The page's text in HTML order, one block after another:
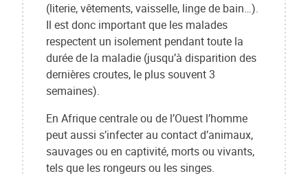
(literie, vêtements, vaisselle, linge de bain…).
Il est donc important que les malades
respectent un isolement pendant toute la
durée de la maladie (jusqu’à disparition des
dernières croutes, le plus souvent 3
semaines).
En Afrique centrale ou de l’Ouest l’homme
peut aussi s’infecter au contact d’animaux,
sauvages ou en captivité, morts ou vivants,
tels que les rongeurs ou les singes.